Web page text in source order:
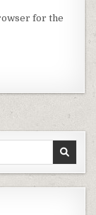
for the